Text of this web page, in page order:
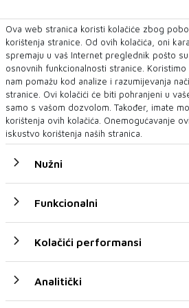
U novom broju
DNEVNI
Ova web stranica koristi kolačiće zbog
korištenja stranice. Od ovih kolačića, oni
spremaju u vaš Internet preglednik pošto
osnovnih funkcionalnosti stranice.
nam pomažu kod analize i razumijevanja
stranice. Ovi kolačići će biti pohranjeni u
samo s vašom dozvolom. Također, imate
korištenja ovih kolačića. Onemogućavanje
iskustvo korištenja naših stranica.
Nužni
Funkcionalni
Kolačići performansi
Analitički